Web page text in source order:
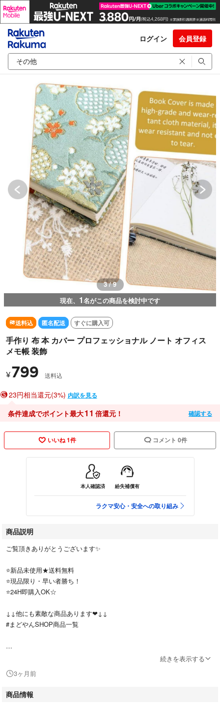
ログイン 会員登録
3 / 9
現在、 1名がこの商品を検討中です
送料込 匿名配送 すぐに購入可
手作り 布 本 カバー プロフェッショナル ノート オフィス
メモ帳 装飾
¥799 送料込
23円相当還元(3%) 内訳を見る
条件達成でポイント最大11 倍還元！ 確認する
いいね 1件 コメント 0件
本人確認済 紛失補償有
ラクマ安心・安全への取り組み
商品説明
ご覧頂きありがとうございます✨
⭐️新品未使用★送料無料
⭐️現品限り・早い者勝ち！
⭐️24H即購入OK☆
↓↓他にも素敵な商品あります❤︎↓↓
#まどやんSHOP商品一覧
サイズ: 21.00x14.80x1.00cm/8.25x5.82x0
デイリープランナー。
- 素材: 便利な布
続きを表示する
3ヶ月前
商品情報